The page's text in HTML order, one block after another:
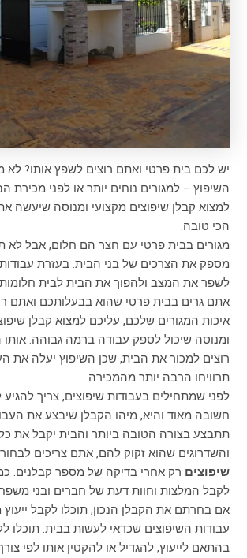
יש לכם בית פרטי ואתם רוצים לשפץ אותו?
השיפוץ – למגורים נוחים יותר או לפני מכירת
למצוא קבלן שיפוצים מקצועי ומנוסה שיעשה
הכי טובה.
מגורים בבית פרטי עם חצר הם חלום, אבל לא
מספק את הצרכים של בני הבית. בעזרת
לשפר את המצב ולהפוך את הבית לבית
אתם גרים בבית פרטי שהוא בבעלותכם ואתם
איכות המגורים שלכם, עליכם למצוא קבלן
ומנוסה שיכול לספק עבודה ברמה גבוהה.
רוצים למכור את הבית, שכן השיפוץ יעלה את
תרוויחו הרבה יותר מהמכירה.
לפני שמתחילים בעבודות שיפוצים, צריך
חשובה מאוד והיא, מיהו הקבלן שיבצע את
תתבצע בצורה הטובה ביותר והבית יקבל את כל
והשדרוגים שהוא זקוק להם, אתם צריכים לבחור
שיפוצים רק אחרי בדיקה של מספר קבלנים.
לקבל המלצות וחוות דעת של חברים ובני
אם בחרתם את הקבלן הנכון, תוכלו לקבל ייעוץ
עבודות השיפוצים שכדאי לעשות בבית. תוכלו
בהתאם לייעוץ, להגדיל או להקטין אותו לפי